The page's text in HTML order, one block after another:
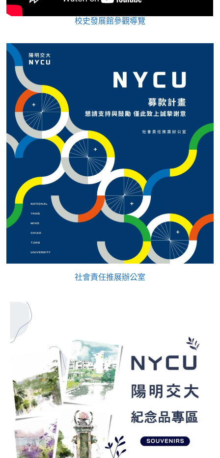
校史發展館參觀導覽
社會責任推展辦公室